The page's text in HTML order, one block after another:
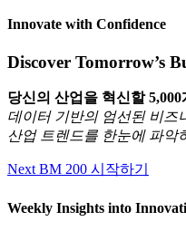
Innovate with Confidence
Discover Tomorrow’s
당신의 산업을 혁신할
데이터 기반의 엄선된 비즈
산업 트렌드를 한눈에 파악
Next BM 200 시작하기
Weekly Insights into